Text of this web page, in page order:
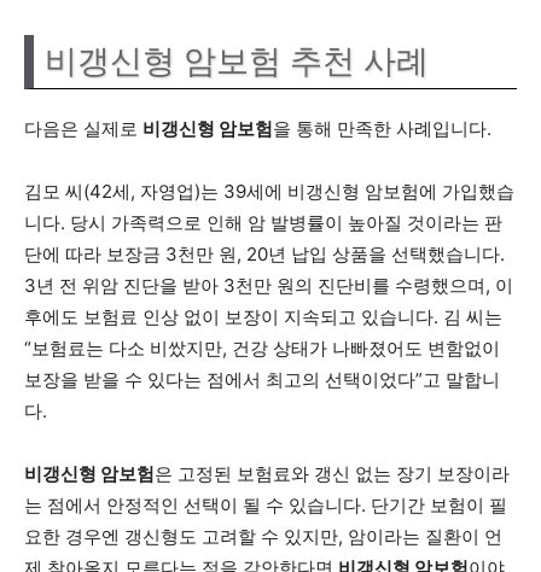
비갱신형 암보험 추천 사례
다음은 실제로 비갱신형 암보험을 통해 만족한 사례입니다.
김모 씨(42세, 자영업)는 39세에 비갱신형 암보험에 가입했습
니다. 당시 가족력으로 인해 암 발병률이 높아질 것이라는 판
단에 따라 보장금 3천만 원, 20년 납입 상품을 선택했습니다.
3년 전 위암 진단을 받아 3천만 원의 진단비를 수령했으며, 이
후에도 보험료 인상 없이 보장이 지속되고 있습니다. 김 씨는
“보험료는 다소 비쌌지만, 건강 상태가 나빠졌어도 변함없이
보장을 받을 수 있다는 점에서 최고의 선택이었다”고 말합니
다.
비갱신형 암보험은 고정된 보험료와 갱신 없는 장기 보장이라
는 점에서 안정적인 선택이 될 수 있습니다. 단기간 보험이 필
요한 경우엔 갱신형도 고려할 수 있지만, 암이라는 질환이 언